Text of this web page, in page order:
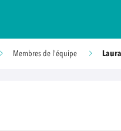
Membres de l'équipe